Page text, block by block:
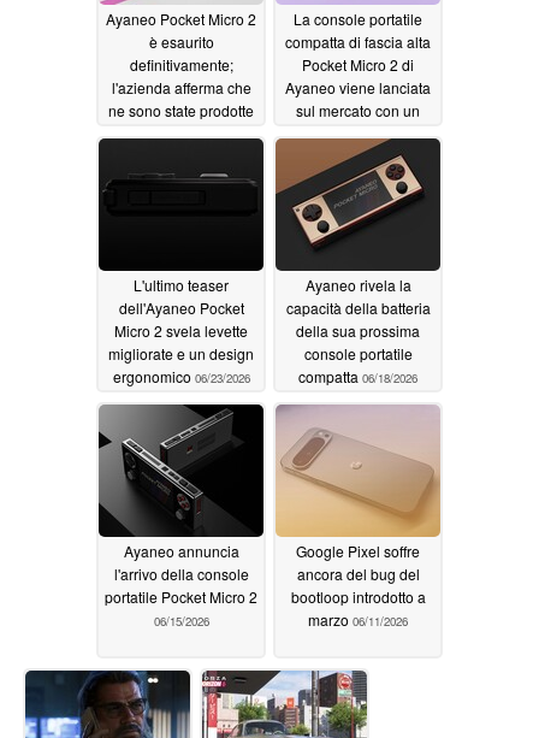
Ayaneo Pocket Micro 2
è esaurito
definitivamente;
l'azienda afferma che
ne sono state prodotte
06/28/2026
La console portatile
compatta di fascia alta
Pocket Micro 2 di
Ayaneo viene lanciata
sul mercato con un
239 dollari 06/27/2026
L'ultimo teaser
dell'Ayaneo Pocket
Micro 2 svela levette
migliorate e un design
ergonomico 06/23/2026
Ayaneo rivela la
capacità della batteria
della sua prossima
console portatile
compatta 06/18/2026
Ayaneo annuncia
l'arrivo della console
portatile Pocket Micro 2
06/15/2026
Google Pixel soffre
ancora del bug del
bootloop introdotto a
marzo 06/11/2026